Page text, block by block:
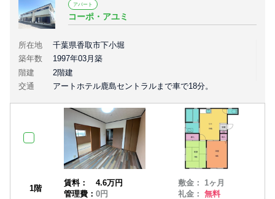
アパート
コーポ・アユミ
所在地
千葉県香取市下小堀
築年数
1997年03月築
階建
2階建
交通
アートホテル鹿島セントラルまで車で18分。
1階
賃料：
4.6万円
管理費： 0円
敷金： 1ヶ月
礼金：無料